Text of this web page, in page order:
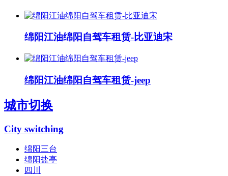
绵阳江油绵阳自驾车租赁-比亚迪宋
绵阳江油绵阳自驾车租赁-jeep
城市切换
City switching
绵阳三台
绵阳盐亭
四川